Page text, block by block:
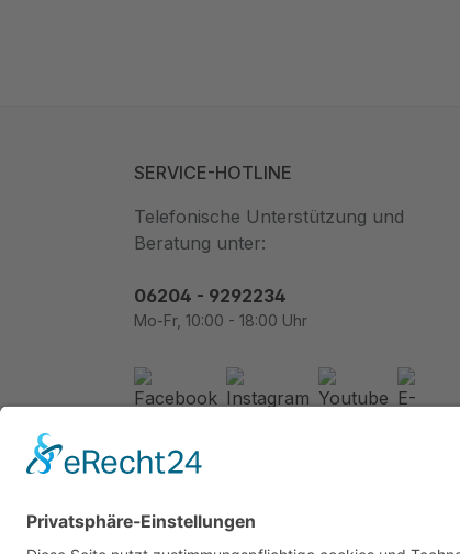
SERVICE-HOTLINE
Telefonische Unterstützung und
Beratung unter:
06204 - 9292234
Mo-Fr, 10:00 - 18:00 Uhr
Newsletter abonnieren